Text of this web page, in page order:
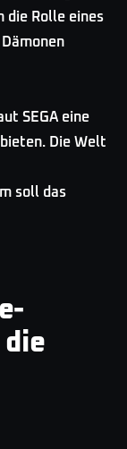
die Rolle eines
SEGA eine
Die Welt
soll das